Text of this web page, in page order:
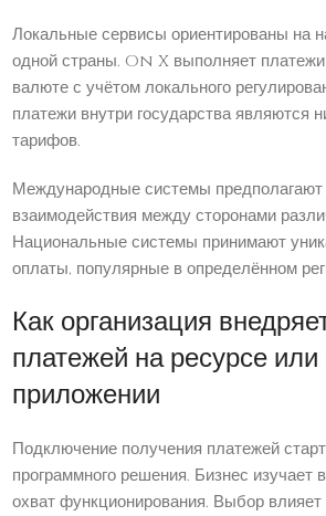
Локальные сервисы ориентированы на
одной страны. On X выполняет
валюте с учётом локального
платежи внутри государства являются
тарифов.
Международные системы предполагают
взаимодействия между сторонами
Национальные системы принимают
оплаты, популярные в определённом
Как организация
платежей на ресурсе или
приложении
Подключение получения платежей
программного решения. Бизнес изучает
охват функционирования. Выбор влияет